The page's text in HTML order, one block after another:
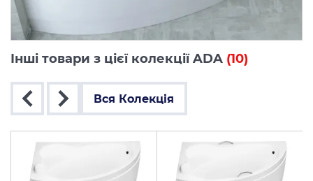
Інші товари з цієї колекції ADA (10)
Вся Колекція